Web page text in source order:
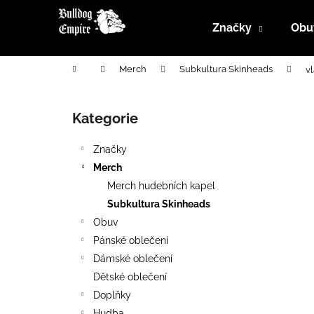
Značky
Domů Merch Subkultura Skinheads
Přeskočit
kategorie
Kategorie
Značky
Merch
Merch hudebních kapel
Subkultura Skinheads
Obuv
Pánské oblečení
Dámské oblečení
Dětské oblečení
Doplňky
í
Zpět
do
Zpět
do